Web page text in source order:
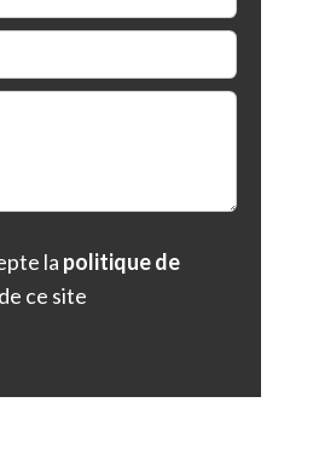
la politique de
de ce site